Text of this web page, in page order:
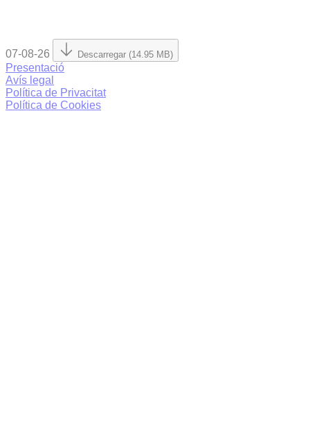
07-08-26 Descarregar (14.95 MB)
Presentació
Avís legal
Política de Privacitat
Política de Cookies